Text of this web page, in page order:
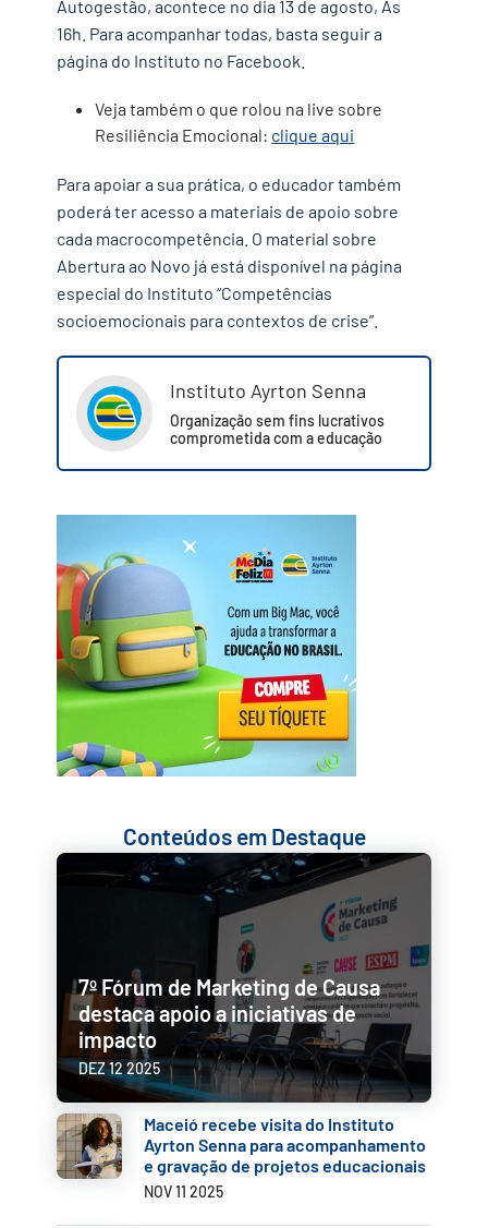
Autogestão, acontece no dia 13 de agosto, Às
16h. Para acompanhar todas, basta seguir a
página do Instituto no Facebook.
Veja também o que rolou na live sobre
Resiliência Emocional: clique aqui
Para apoiar a sua prática, o educador também
poderá ter acesso a materiais de apoio sobre
cada macrocompetência. O material sobre
Abertura ao Novo já está disponível na página
especial do Instituto “Competências
socioemocionais para contextos de crise”.
Instituto Ayrton Senna
Organização sem fins lucrativos
comprometida com a educação
Conteúdos em Destaque
7º Fórum de Marketing de Causa
destaca apoio a iniciativas de
impacto
DEZ 12 2025
Maceió recebe visita do Instituto
Ayrton Senna para acompanhamento
e gravação de projetos educacionais
NOV 11 2025
✕